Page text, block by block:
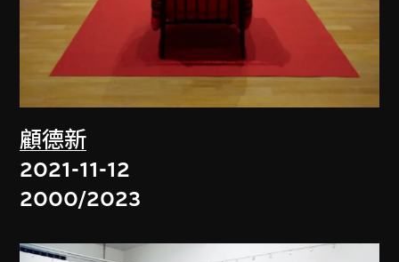
顧德新
2021-11-12
2000/2023